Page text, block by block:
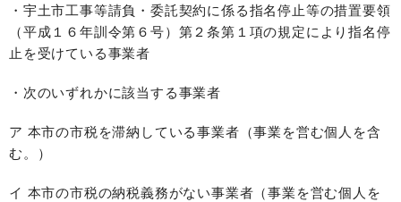
・宇土市工事等請負・委託契約に係る指名停止等の措置要領
（平成１６年訓令第６号）第２条第１項の規定により指名停
止を受けている事業者
・次のいずれかに該当する事業者
ア 本市の市税を滞納している事業者（事業を営む個人を含
む。）
イ 本市の市税の納税義務がない事業者（事業を営む個人を